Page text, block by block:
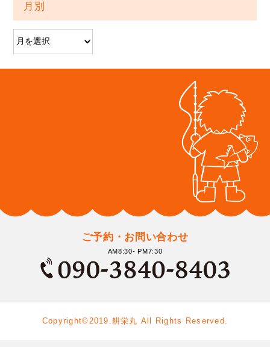
月別
ご予約・お問い合わせ
AM8:30- PM7:30
Copyright©2019.耕栄丸 All Rights Reserved.